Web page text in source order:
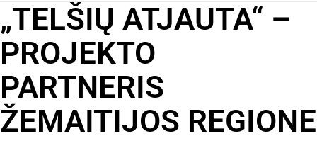
„TELŠIŲ ATJAUTA“ –
PROJEKTO
PARTNERIS
ŽEMAITIJOS REGIONE